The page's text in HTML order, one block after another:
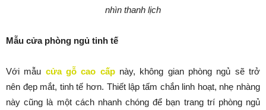
nhìn thanh lịch
Mẫu cửa phòng ngủ tinh tế
Với mẫu cửa gỗ cao cấpnày, không gian phòng ngủ sẽ trở
nên đẹp mắt, tinh tế hơn. Thiết lập tấm chắn linh hoạt, nhẹ nhàng
này cũng là một cách nhanh chóng để bạn trang trí phòng ngủ